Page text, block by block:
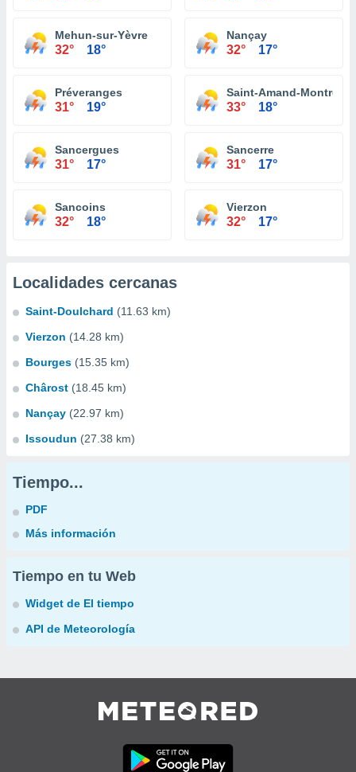
Mehun-sur-Yèvre
32° 18°
Nançay
32° 17°
Préveranges
31° 19°
Saint-Amand-Montrond
33° 18°
Sancergues
31° 17°
Sancerre
31° 17°
Sancoins
32° 18°
Vierzon
32° 17°
Localidades cercanas
Saint-Doulchard (11.63 km)
Vierzon (14.28 km)
Bourges (15.35 km)
Chârost (18.45 km)
Nançay (22.97 km)
Issoudun (27.38 km)
Tiempo...
PDF
Más información
Tiempo en tu Web
Widget de El tiempo
API de Meteorología